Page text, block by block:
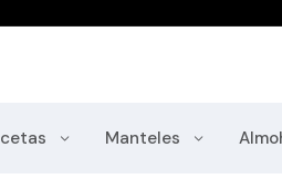
Manteles